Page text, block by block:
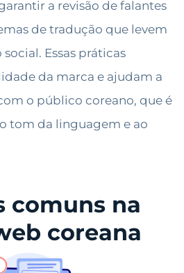
a revisão de falantes
de tradução que levem
Essas práticas
da marca e ajudam a
o público coreano, que é
tom da linguagem e ao
comuns na
coreana